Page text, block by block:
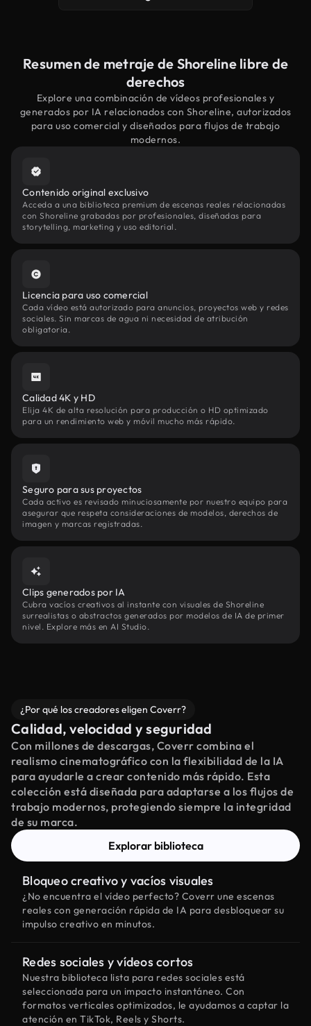
Resumen de metraje de Shoreline libre de
derechos
Explore una combinación de vídeos profesionales y
generados por IA relacionados con Shoreline, autorizados
para uso comercial y diseñados para flujos de trabajo
modernos.
Contenido original exclusivo
Acceda a una biblioteca premium de escenas reales relacionadas
con Shoreline grabadas por profesionales, diseñadas para
storytelling, marketing y uso editorial.
Licencia para uso comercial
Cada vídeo está autorizado para anuncios, proyectos web y redes
sociales. Sin marcas de agua ni necesidad de atribución
obligatoria.
Calidad 4K y HD
Elija 4K de alta resolución para producción o HD optimizado
para un rendimiento web y móvil mucho más rápido.
Seguro para sus proyectos
Cada activo es revisado minuciosamente por nuestro equipo para
asegurar que respeta consideraciones de modelos, derechos de
imagen y marcas registradas.
Clips generados por IA
Cubra vacíos creativos al instante con visuales de Shoreline
surrealistas o abstractos generados por modelos de IA de primer
nivel. Explore más en AI Studio.
¿Por qué los creadores eligen Coverr?
Calidad, velocidad y seguridad
Con millones de descargas, Coverr combina el
realismo cinematográfico con la flexibilidad de la IA
para ayudarle a crear contenido más rápido. Esta
colección está diseñada para adaptarse a los flujos de
trabajo modernos, protegiendo siempre la integridad
de su marca.
Explorar biblioteca
Bloqueo creativo y vacíos visuales
¿No encuentra el vídeo perfecto? Coverr une escenas
reales con generación rápida de IA para desbloquear su
impulso creativo en minutos.
Redes sociales y vídeos cortos
Nuestra biblioteca lista para redes sociales está
seleccionada para un impacto instantáneo. Con
formatos verticales optimizados, le ayudamos a captar la
atención en TikTok, Reels y Shorts.